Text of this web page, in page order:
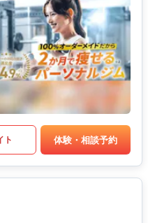
ト 体験・相談予約